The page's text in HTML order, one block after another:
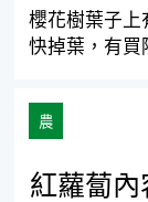
櫻花樹葉子上
快掉葉，有買
農
紅蘿蔔內